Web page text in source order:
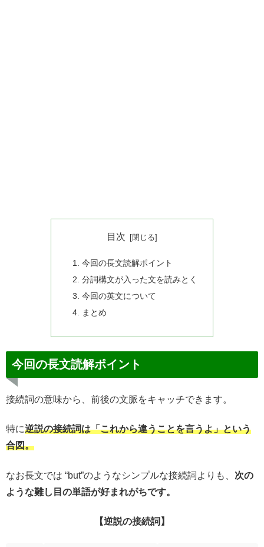
目次
今回の長文読解ポイント
分詞構文が入った文を読みとく
今回の英文について
まとめ
今回の長文読解ポイント
接続詞の意味から、前後の文脈をキャッチできます。
特に逆説の接続詞は「これから違うことを言うよ」という
合図。
なお長文では “but”のようなシンプルな接続詞よりも、 次の
ような難し目の単語が好まれがちです。
【逆説の接続詞】